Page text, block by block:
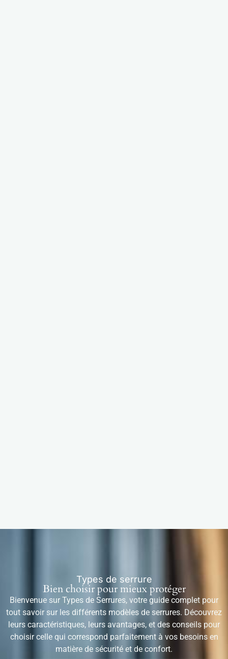
Types de serrure
Bien choisir pour mieux protéger
Bienvenue sur Types de Serrures, votre guide complet pour
tout savoir sur les différents modèles de serrures. Découvrez
leurs caractéristiques, leurs avantages, et des conseils pour
choisir celle qui correspond parfaitement à vos besoins en
matière de sécurité et de confort.